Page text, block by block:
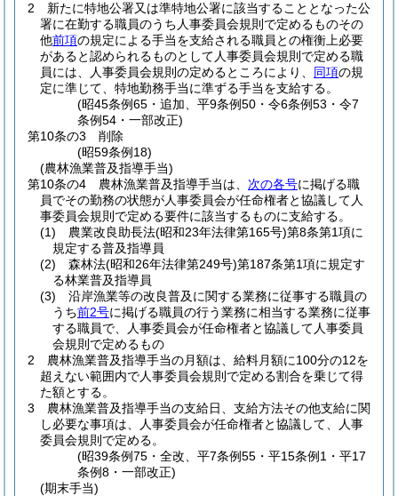
2
新たに特地公署又は準特地公署に該当することとなった公
署に在勤する職員のうち人事委員会規則で定めるものその
他前項の規定による手当を支給される職員との権衡上必要
があると認められるものとして人事委員会規則で定める職
員には、人事委員会規則の定めるところにより、 同項の規
定に準じて、特地勤務手当に準ずる手当を支給する。
(昭45条例65・追加、平9条例50・令6条例53・令7
条例54・一部改正)
第10条の3
削除
(昭59条例18)
(農林漁業普及指導手当)
第10条の4
農林漁業普及指導手当は、 次の各号に掲げる職
員でその勤務の状態が人事委員会が任命権者と協議して人
事委員会規則で定める要件に該当するものに支給する。
(1)
農業改良助長法(昭和23年法律第165号)第8条第1項に
規定する普及指導員
(2)
森林法(昭和26年法律第249号)第187条第1項に規定す
る林業普及指導員
(3)
沿岸漁業等の改良普及に関する業務に従事する職員の
うち前2号に掲げる職員の行う業務に相当する業務に従事
する職員で、人事委員会が任命権者と協議して人事委員
会規則で定めるもの
2
農林漁業普及指導手当の月額は、給料月額に100分の12を
超えない範囲内で人事委員会規則で定める割合を乗じて得
た額とする。
3
農林漁業普及指導手当の支給日、支給方法その他支給に関
し必要な事項は、人事委員会が任命権者と協議して、人事
委員会規則で定める。
(昭39条例75・全改、平7条例55・平15条例1・平17
条例8・一部改正)
(期末手当)